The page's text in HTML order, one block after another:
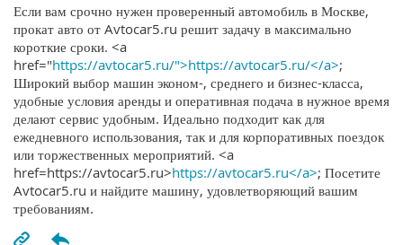
Если вам срочно нужен проверенный автомобиль в Москве,
прокат авто от Avtocar5.ru решит задачу в максимально
короткие сроки. <a
href="https://avtocar5.ru/">https://avtocar5.ru/</a>;
Широкий выбор машин эконом-, среднего и бизнес-класса,
удобные условия аренды и оперативная подача в нужное время
делают сервис удобным. Идеально подходит как для
ежедневного использования, так и для корпоративных поездок
или торжественных мероприятий. <a
href=https://avtocar5.ru>https://avtocar5.ru</a>; Посетите
Avtocar5.ru и найдите машину, удовлетворяющий вашим
требованиям.